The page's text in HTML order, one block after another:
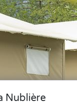
Nublière